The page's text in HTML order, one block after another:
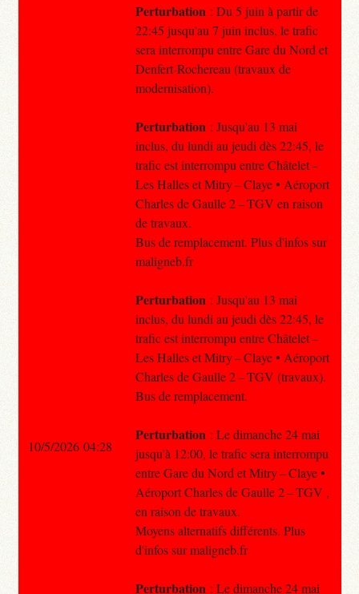
Perturbation : Du 5 juin à partir de
22:45 jusqu'au 7 juin inclus, le trafic
sera interrompu entre Gare du Nord et
Denfert-Rochereau (travaux de
modernisation).
Perturbation : Jusqu'au 13 mai
inclus, du lundi au jeudi dès 22:45, le
trafic est interrompu entre Châtelet –
Les Halles et Mitry – Claye • Aéroport
Charles de Gaulle 2 – TGV en raison
de travaux.
Bus de remplacement. Plus d'infos sur
maligneb.fr
Perturbation : Jusqu'au 13 mai
inclus, du lundi au jeudi dès 22:45, le
trafic est interrompu entre Châtelet –
Les Halles et Mitry – Claye • Aéroport
Charles de Gaulle 2 – TGV (travaux).
Bus de remplacement.
Perturbation : Le dimanche 24 mai
jusqu'à 12:00, le trafic sera interrompu
entre Gare du Nord et Mitry – Claye •
Aéroport Charles de Gaulle 2 – TGV ,
en raison de travaux.
Moyens alternatifs différents. Plus
d'infos sur maligneb.fr
Perturbation : Le dimanche 24 mai
10/5/2026 04:28